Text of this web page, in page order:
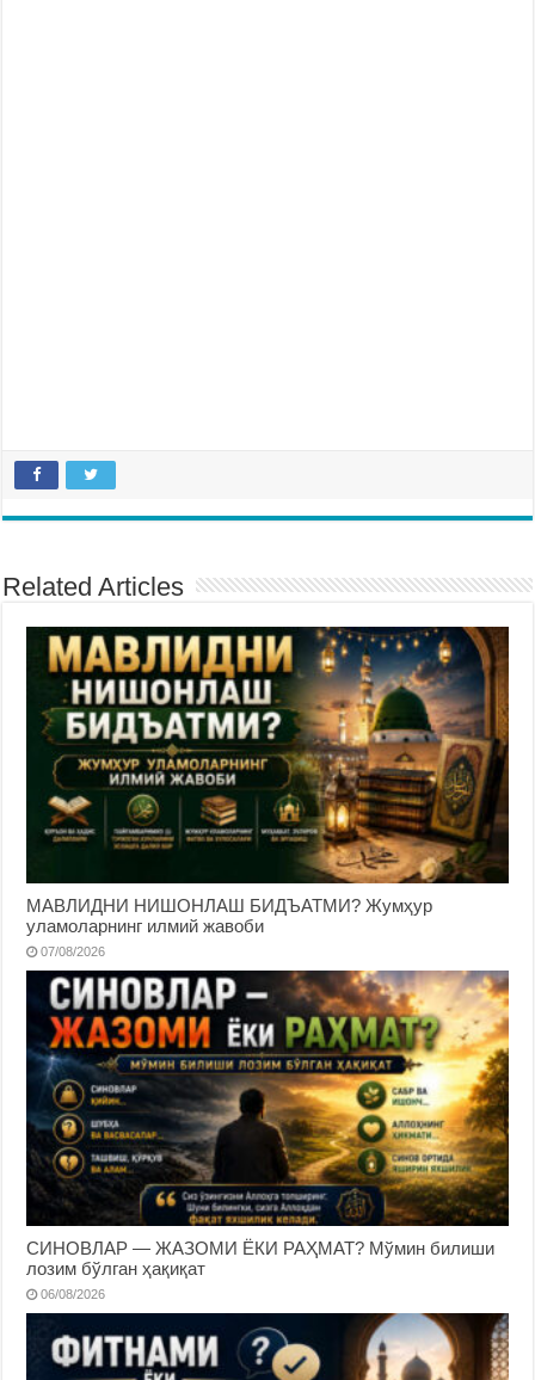
Related Articles
МАВЛИДНИ НИШОНЛАШ БИДЪАТМИ? Жумҳур
уламоларнинг илмий жавоби
07/08/2026
СИНОВЛАР — ЖАЗОМИ ЁКИ РАҲМАТ? Мўмин билиши
лозим бўлган ҳақиқат
06/08/2026